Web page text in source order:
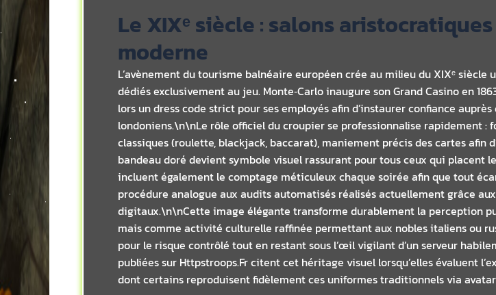
Le XIXᵉ siècle : salons
moderne
L’avènement du tourisme balnéaire européen crée au milieu du XIXᵉ
dédiés exclusivement au jeu.​ Monte‑Carlo inaugure son Grand Casino en
lors un dress code strict pour ses employés afin d’instaurer confiance
londoniens.\n\nLe rôle officiel du croupier se professionnalise rapidement
classiques (roulette, blackjack, baccarat), maniement précis des cartes afin
bandeau doré devient symbole visuel rassurant pour tous ceux qui placent
incluent également le comptage méticuleux chaque soirée afin que tout
procédure analogue aux audits automatisés réalisés actuellement grâce
digitaux.\n\nCette image élégante transforme durablement la perception
mais comme activité culturelle raffinée permettant aux nobles italiens ou
pour le risque contrôlé tout en restant sous l’œil vigilant d’un serveur
publiées sur Httpstroops.Fr citent cet héritage visuel lorsqu’elles évaluent
dont certains reproduisent fidèlement ces uniformes traditionnels via